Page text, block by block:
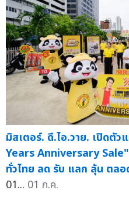
มิสเตอร์. ดี.ไอ.วาย. เปิดตั
Years Anniversary
ทั่วไทย ลด รับ แลก ลุ้น ตล
01... 01 ก.ค.